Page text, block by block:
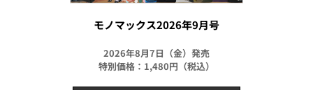
モノマックス2026年9月号
2026年8月7日（金）発売
特別価格：1,480円（税込）